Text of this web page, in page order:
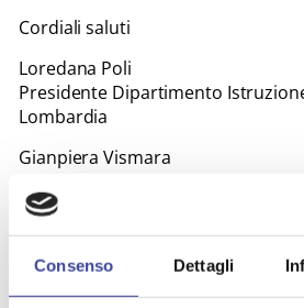
Consenso Dettagli
Cordiali saluti
Loredana Poli
Presidente Dipartimento
Lombardia
Gianpiera Vismara
Lombardia
TEMI PIÙ VISTI